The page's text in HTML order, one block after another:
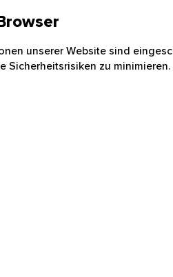
unserer Website sind
Sicherheitsrisiken zu minimieren.